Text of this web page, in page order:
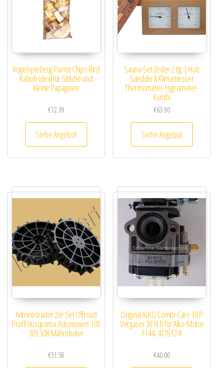
Vogelspielzeug Parrot Chips Bird
Kabob ideal für Sittiche und
kleine Papageien
€12.39
Siehe Angebot
Sauna-Set Zeder 2 tlg. | Holz
Sanduhr & Klimamesser
Thermometer-Hygrometer-
Kombi
€63.90
Siehe Angebot
Antriebsräder 2er Set Offroad
Profil Husqvarna Automower 105
305 308 Mähroboter
€51.58
Original ALKO Combi-Care 38 P
Vergaser 38 VLB für Alko-Motor
F144, 411512 #
€40.00